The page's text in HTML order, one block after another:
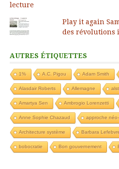
Play it again
des révolutions
AUTRES ÉTIQUETTES
1% A.C. Pigou Adam Smith
Alasdair Roberts Allemagne
Amartya Sen Ambrogio Lorenzetti
Anne Sophie Chazaud approche
Architecture système Barbara
bobocratie Bon gouvernement